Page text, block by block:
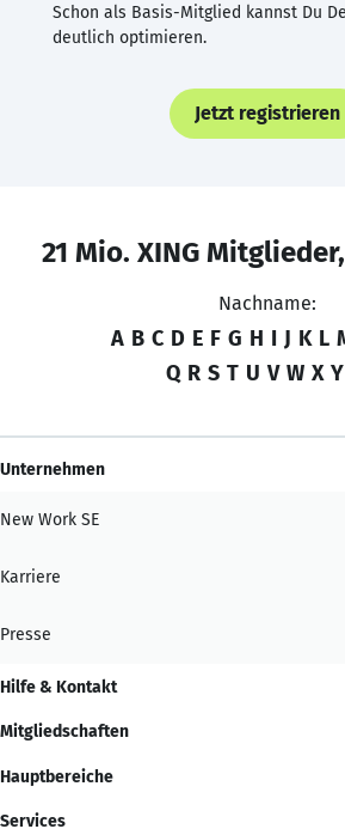
Schon als Basis-Mitglied kannst Du
deutlich optimieren.
Jetzt registrieren
21 Mio. XING
Nachname:
A B C D E F G H I J K L
Q R S T U V W X Y
Unternehmen
New Work SE
Karriere
Presse
Hilfe & Kontakt
Mitgliedschaften
Hauptbereiche
Services